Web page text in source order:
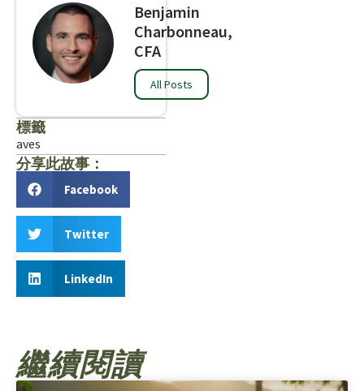
Benjamin
Charbonneau,
CFA
All Posts
標籤
aves
分享此故事：
Facebook
Twitter
LinkedIn
繼續閱讀